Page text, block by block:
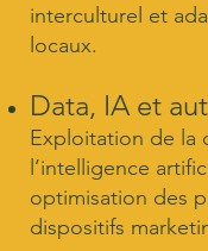
interculturel et
locaux.
Data, IA et
Exploitation de la
l’intelligence
optimisation des
dispositifs